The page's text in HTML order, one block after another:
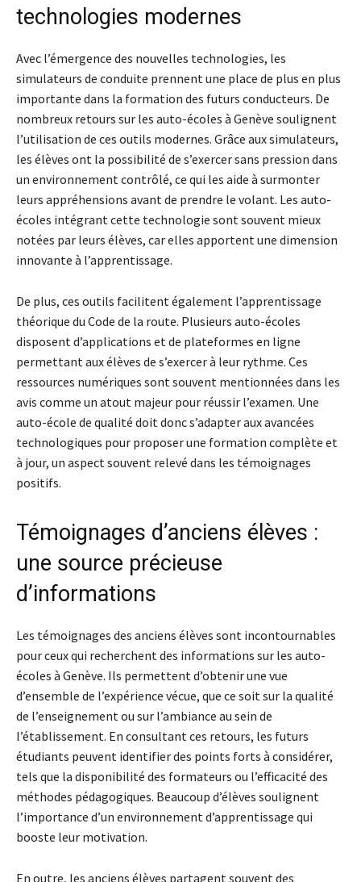
technologies modernes
Avec l’émergence des nouvelles technologies, les
simulateurs de conduite prennent une place de plus en plus
importante dans la formation des futurs conducteurs. De
nombreux retours sur les auto-écoles à Genève soulignent
l’utilisation de ces outils modernes. Grâce aux simulateurs,
les élèves ont la possibilité de s’exercer sans pression dans
un environnement contrôlé, ce qui les aide à surmonter
leurs appréhensions avant de prendre le volant. Les auto-
écoles intégrant cette technologie sont souvent mieux
notées par leurs élèves, car elles apportent une dimension
innovante à l’apprentissage.
De plus, ces outils facilitent également l’apprentissage
théorique du Code de la route. Plusieurs auto-écoles
disposent d’applications et de plateformes en ligne
permettant aux élèves de s’exercer à leur rythme. Ces
ressources numériques sont souvent mentionnées dans les
avis comme un atout majeur pour réussir l’examen. Une
auto-école de qualité doit donc s’adapter aux avancées
technologiques pour proposer une formation complète et
à jour, un aspect souvent relevé dans les témoignages
positifs.
Témoignages d’anciens élèves :
une source précieuse
d’informations
Les témoignages des anciens élèves sont incontournables
pour ceux qui recherchent des informations sur les auto-
écoles à Genève. Ils permettent d’obtenir une vue
d’ensemble de l’expérience vécue, que ce soit sur la qualité
de l’enseignement ou sur l’ambiance au sein de
l’établissement. En consultant ces retours, les futurs
étudiants peuvent identifier des points forts à considérer,
tels que la disponibilité des formateurs ou l’efficacité des
méthodes pédagogiques. Beaucoup d’élèves soulignent
l’importance d’un environnement d’apprentissage qui
booste leur motivation.
En outre, les anciens élèves partagent souvent des